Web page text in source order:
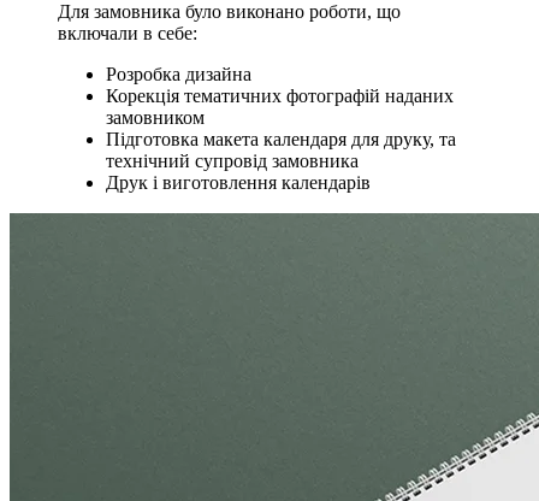
Для замовника було виконано роботи, що
включали в себе:
Розробка дизайна
Корекція тематичних фотографій наданих
замовником
Підготовка макета календаря для друку, та
технічний супровід замовника
Друк і виготовлення календарів